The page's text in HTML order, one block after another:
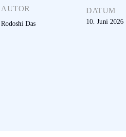
AUTOR
Rodoshi Das
DATUM
10. Juni 2026